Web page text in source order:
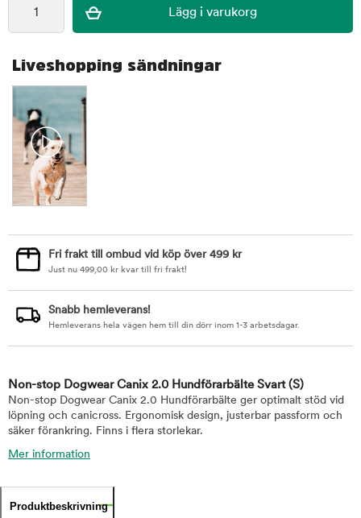
Liveshopping sändningar
Fri frakt till ombud vid köp över 499 kr
Just nu 499,00 kr kvar till fri frakt!
Snabb hemleverans!
Hemleverans hela vägen hem till din dörr inom 1-3 arbetsdagar.
Non-stop Dogwear Canix 2.0 Hundförarbälte Svart (S)
Non-stop Dogwear Canix 2.0 Hundförarbälte ger optimalt stöd vid
löpning och canicross. Ergonomisk design, justerbar passform och
säker förankring. Finns i flera storlekar.
Mer information
Produktbeskrivning